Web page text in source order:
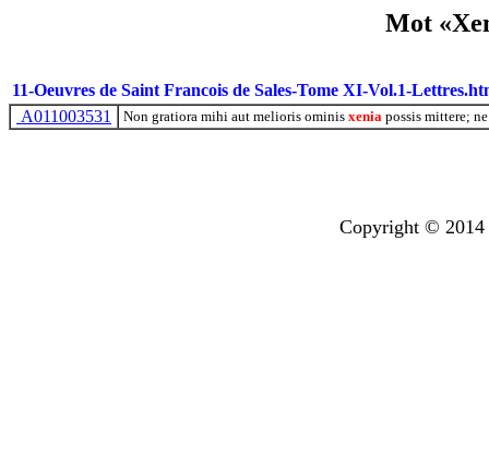
Mot
11-Oeuvres de Saint Francois de Sales-Tome XI-Vol.1-
A011003531
Non gratiora mihi aut melioris ominis xenia possis mittere;
Copyright © 2014